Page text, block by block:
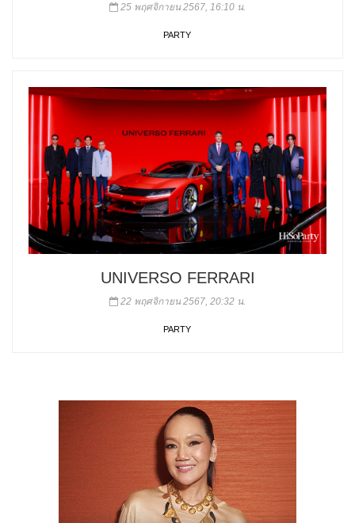
25 พฤศจิกายน 2567, 16:10 น.
PARTY
UNIVERSO FERRARI
22 พฤศจิกายน 2567, 20:32 น.
PARTY